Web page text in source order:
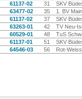
61137-02 31 SKV
63477-02 35 1. BV
61137-02 37 SKV
63263-01 42 TV Neu-
60529-01 48 TuS
61137-01 51 SKV
64546-03 56 Rot-